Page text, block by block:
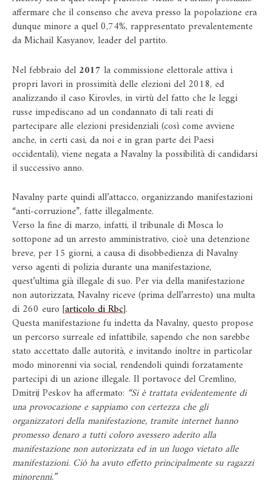
affermare che il consenso che aveva presso la popolazione era
dunque minore a quel 0,74%, rappresentato prevalentemente
da Michail Kasyanov, leader del partito.
Nel febbraio del 2017 la commissione elettorale attiva i
propri lavori in prossimità delle elezioni del 2018, ed
analizzando il caso Kirovles, in virtù del fatto che le leggi
russe impediscano ad un condannato di tali reati di
partecipare alle elezioni presidenziali (così come avviene
anche, in certi casi, da noi e in gran parte dei Paesi
occidentali), viene negata a Navalny la possibilità di candidarsi
il successivo anno.
Navalny parte quindi all’attacco, organizzando manifestazioni
“anti-corruzione”, fatte illegalmente.
Verso la fine di marzo, infatti, il tribunale di Mosca lo
sottopone ad un arresto amministrativo, cioè una detenzione
breve, per 15 giorni, a causa di disobbedienza di Navalny
verso agenti di polizia durante una manifestazione,
quest’ultima già illegale di suo. Per via della manifestazione
non autorizzata, Navalny riceve (prima dell’arresto) una multa
di 260 euro [articolo di Rbc].
Questa manifestazione fu indetta da Navalny, questo propose
un percorso surreale ed infattibile, sapendo che non sarebbe
stato accettato dalle autorità, e invitando inoltre in particolar
modo minorenni via social, rendendoli quindi forzatamente
partecipi di un azione illegale. Il portavoce del Cremlino,
Dmitrij Peskov ha affermato: “Si è trattata evidentemente di
una provocazione e sappiamo con certezza che gli
organizzatori della manifestazione, tramite internet hanno
promesso denaro a tutti coloro avessero aderito alla
manifestazione non autorizzata ed in un luogo vietato alle
manifestazioni. Ciò ha avuto effetto principalmente su ragazzi
minorenni.”